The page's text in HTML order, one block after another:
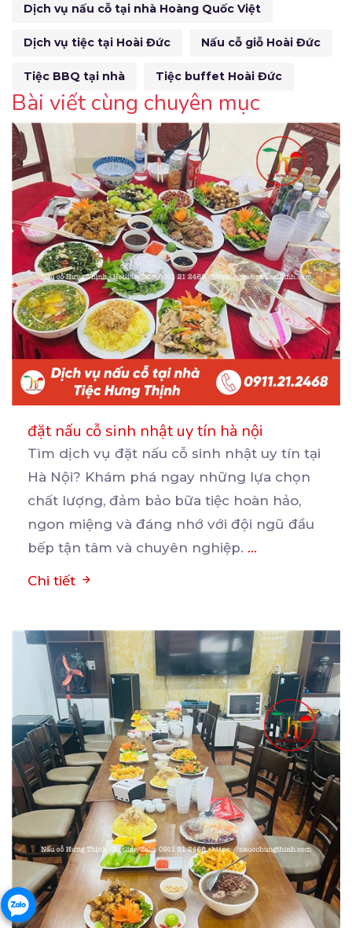
Dịch vụ nấu cỗ tại nhà Hoàng Quốc Việt
Dịch vụ tiệc tại Hoài Đức Nấu cỗ giỗ Hoài Đức
Tiệc BBQ tại nhà Tiệc buffet Hoài Đức
Bài viết cùng chuyên mục
đặt nấu cỗ sinh nhật uy tín hà nội
Tìm dịch vụ đặt nấu cỗ sinh nhật uy tín tại
Hà Nội? Khám phá ngay những lựa chọn
chất lượng, đảm bảo bữa tiệc hoàn hảo,
ngon miệng và đáng nhớ với đội ngũ đầu
bếp tận tâm và chuyên nghiệp. ...
Chi tiết